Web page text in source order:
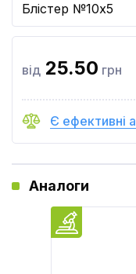
Блістер №10x5
від 25.50 грн
Є ефективні
Аналоги